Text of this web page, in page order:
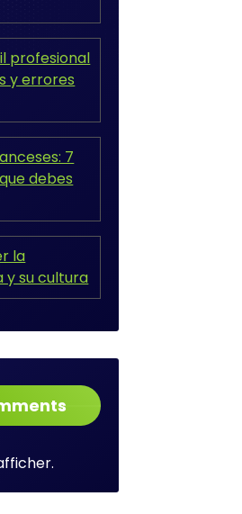
profesional
y errores
7
debes
la
su cultura